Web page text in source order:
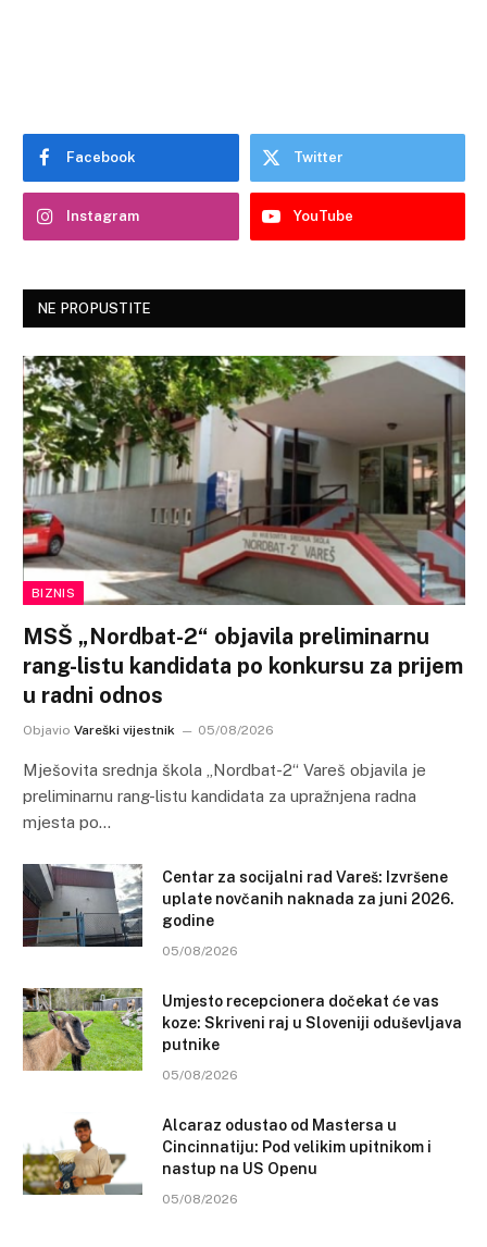
Facebook Twitter
Instagram YouTube
NE PROPUSTITE
BIZNIS
MSŠ „Nordbat-2“ objavila preliminarnu
rang-listu kandidata po konkursu za prijem
u radni odnos
Objavio Vareški vijestnik 05/08/2026
Mješovita srednja škola „Nordbat-2“ Vareš objavila je
preliminarnu rang-listu kandidata za upražnjena radna
mjesta po…
Centar za socijalni rad Vareš: Izvršene
uplate novčanih naknada za juni 2026.
godine
05/08/2026
Umjesto recepcionera dočekat će vas
koze: Skriveni raj u Sloveniji oduševljava
putnike
05/08/2026
Alcaraz odustao od Mastersa u
Cincinnatiju: Pod velikim upitnikom i
nastup na US Openu
05/08/2026